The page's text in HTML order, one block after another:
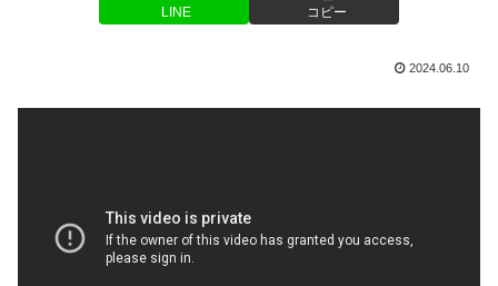
LINE コピー
2024.06.10